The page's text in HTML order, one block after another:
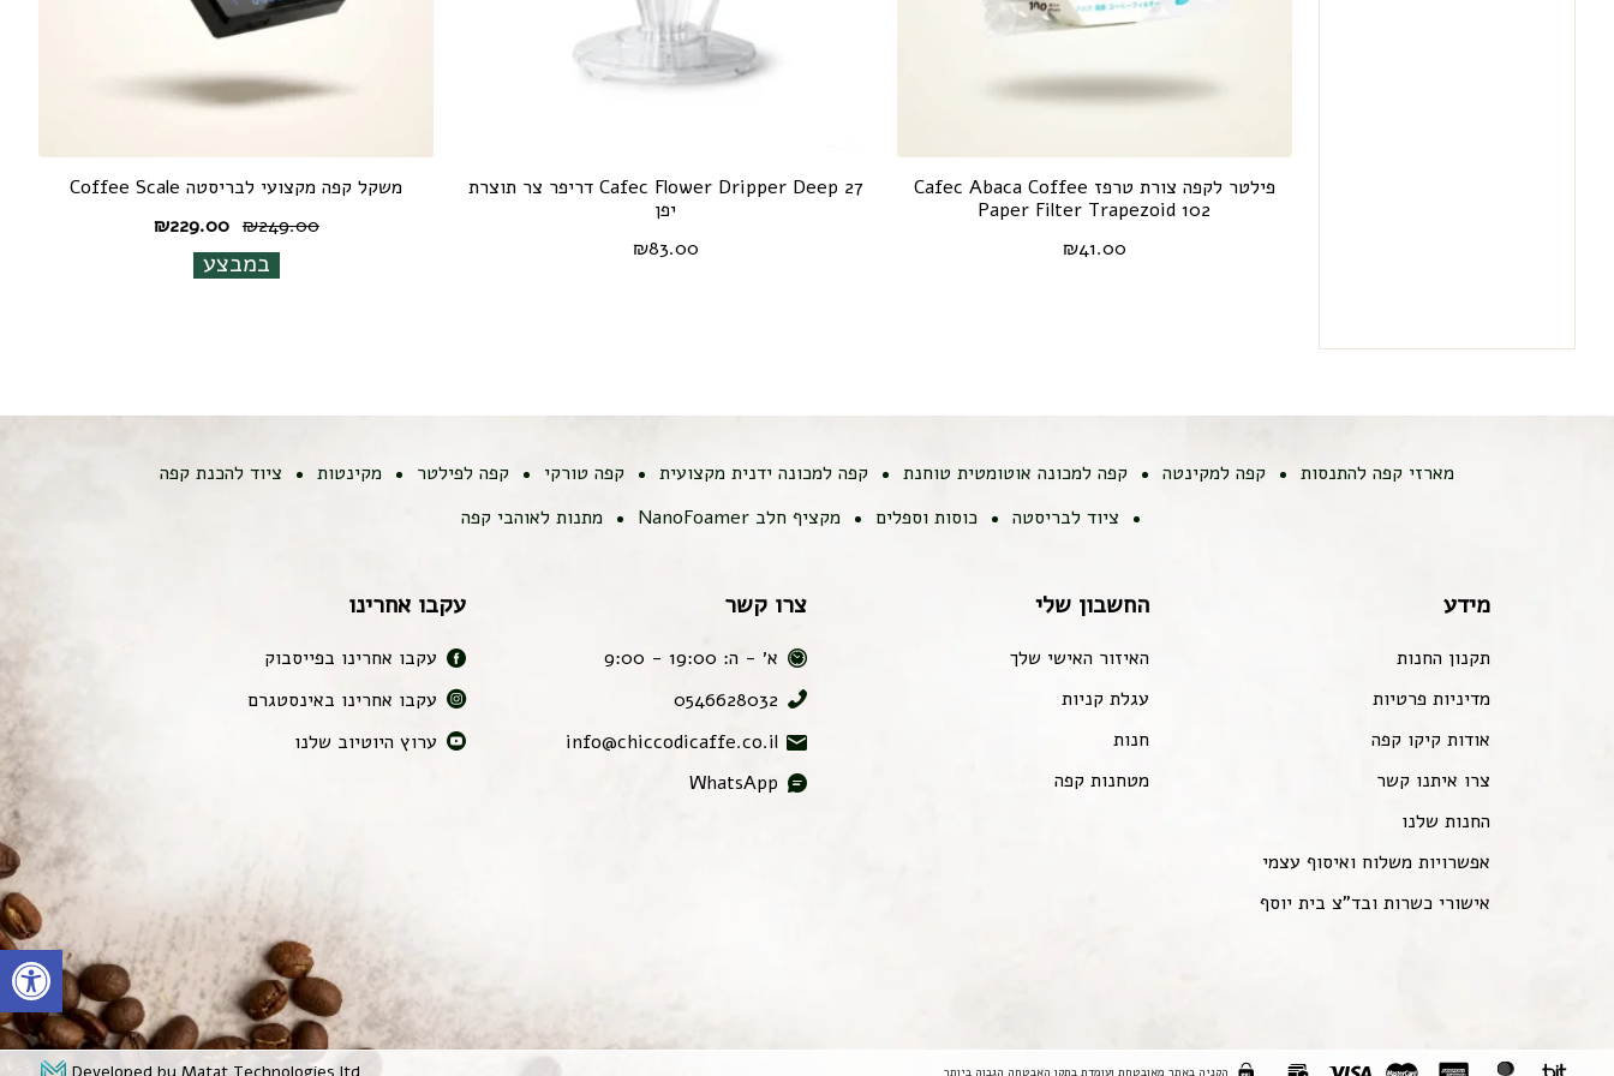
פילטר לקפה צורת טרפז Cafec Abaca Coffee
Paper Filter Trapezoid 102
₪41.00
Cafec Flower Dripper Deep 27 דריפר צר תוצרת
יפן
₪83.00
משקל קפה מקצועי לבריסטה Coffee Scale
₪249.00
המחיר
המקורי
היה:
₪229.00
במבצע
מארזי קפה להתנסות קפה למקינטה קפה למכונה אוטומטית טוחנת קפה למכונה ידנית מקצועית קפה טורקי קפה לפילטר מקינטות
ציוד להכנת קפה
ציוד לבריסטה
כוסות וספלים מקציף חלב NanoFoamer מתנות לאוהבי קפה
מידע
תקנון החנות
מדיניות פרטיות
אודות קיקו קפה
צרו איתנו קשר
החנות שלנו
אפשרויות משלוח ואיסוף עצמי
אישורי כשרות ובד"צ בית יוסף
החשבון שלי
האיזור האישי שלך
עגלת קניות
חנות
מטחנות קפה
צרו קשר
א׳ - ה: 19:00 - 9:00
0546628032
info@chiccodicaffe.co.il
WhatsApp
עקבו אחרינו
עקבו אחרינו בפייסבוק
עקבו אחרינו באינסטגרם
ערוץ היוטיוב שלנו
הקניה באתר מאובטחת ועומדת בתקן האבטחה הגבוה ביותר